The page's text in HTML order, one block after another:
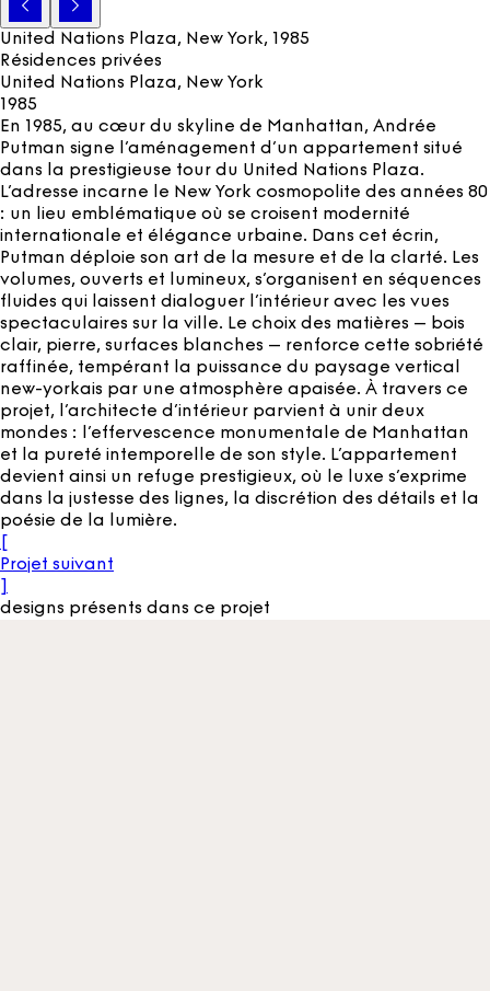
United Nations Plaza, New York, 1985
Résidences privées
United Nations Plaza, New York
1985
En 1985, au cœur du skyline de Manhattan, Andrée
Putman signe l’aménagement d’un appartement situé
dans la prestigieuse tour du United Nations Plaza.
L’adresse incarne le New York cosmopolite des années 80
: un lieu emblématique où se croisent modernité
internationale et élégance urbaine. Dans cet écrin,
Putman déploie son art de la mesure et de la clarté. Les
volumes, ouverts et lumineux, s’organisent en séquences
fluides qui laissent dialoguer l’intérieur avec les vues
spectaculaires sur la ville. Le choix des matières – bois
clair, pierre, surfaces blanches – renforce cette sobriété
raffinée, tempérant la puissance du paysage vertical
new-yorkais par une atmosphère apaisée. À travers ce
projet, l’architecte d’intérieur parvient à unir deux
mondes : l’effervescence monumentale de Manhattan
et la pureté intemporelle de son style. L’appartement
devient ainsi un refuge prestigieux, où le luxe s’exprime
dans la justesse des lignes, la discrétion des détails et la
poésie de la lumière.
Projet suivant
designs présents dans ce projet